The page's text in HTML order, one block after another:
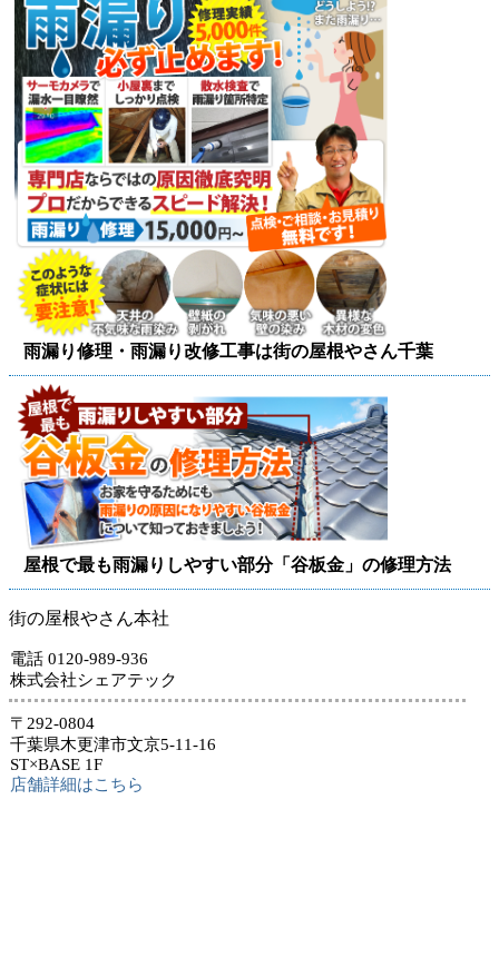
雨漏り修理・雨漏り改修工事は街の屋根やさん千葉
屋根で最も雨漏りしやすい部分「谷板金」の修理方法
街の屋根やさん本社
電話 0120-989-936
株式会社シェアテック
〒292-0804
千葉県木更津市文京5-11-16
ST×BASE 1F
店舗詳細はこちら